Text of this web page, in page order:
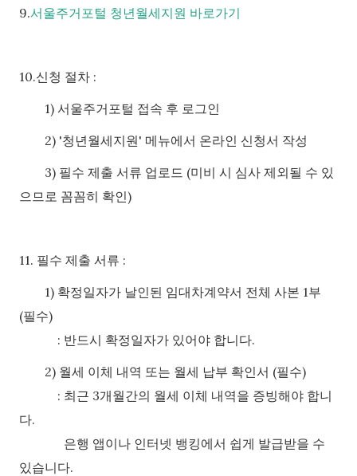
9.서울주거포털 청년월세지원 바로가기
10.신청 절차 :
1) 서울주거포털 접속 후 로그인
2) '청년월세지원' 메뉴에서 온라인 신청서 작성
3) 필수 제출 서류 업로드 (미비 시 심사 제외될 수 있
으므로 꼼꼼히 확인)
11. 필수 제출 서류 :
1) 확정일자가 날인된 임대차계약서 전체 사본 1부
(필수)
: 반드시 확정일자가 있어야 합니다.
2) 월세 이체 내역 또는 월세 납부 확인서 (필수)
: 최근 3개월간의 월세 이체 내역을 증빙해야 합니
다.
은행 앱이나 인터넷 뱅킹에서 쉽게 발급받을 수
있습니다.